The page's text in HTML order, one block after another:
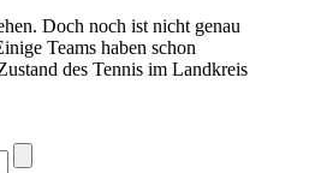
Doch noch ist nicht genau
Teams haben schon
des Tennis im Landkreis